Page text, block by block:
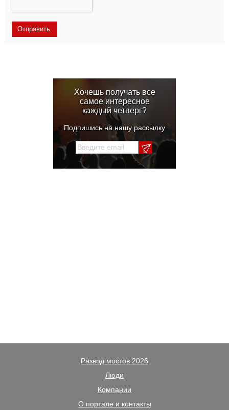
Хочешь получать все
самое интересное
каждый четверг?
Подпишись на нашу рассылку
Развод мостов 2026
Люди
Компании
О портале и контакты